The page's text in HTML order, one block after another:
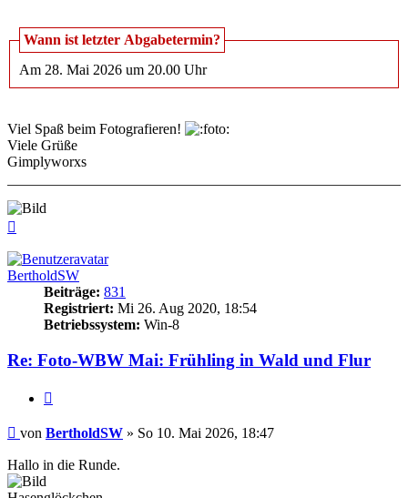
Wann ist letzter Abgabetermin?
Am 28. Mai 2026 um 20.00 Uhr
Viel Spaß beim Fotografieren!
Viele Grüße
Gimplyworxs
BertholdSW
Beiträge: 831
Registriert: Mi 26. Aug 2020, 18:54
Betriebssystem: Win-8
Re: Foto-WBW Mai: Frühling in Wald und Flur
Beitrag
von BertholdSW » So 10. Mai 2026, 18:47
Hallo in die Runde.